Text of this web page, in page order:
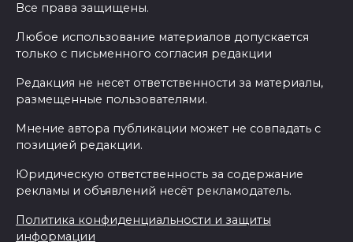
Все права защищены.
Любое использование материалов допускается
только с письменного согласия редакции
Редакция не несет ответственности за материалы,
размещенные пользователями.
Мнение автора публикации может не совпадать с
позицией редакции.
Юридическую ответственность за содержание
рекламы и объявлений несёт рекламодатель.
Политика конфиденциальности и защиты
информации